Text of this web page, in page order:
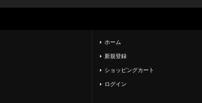
ホーム
新規登録
ショッピングカート
ログイン